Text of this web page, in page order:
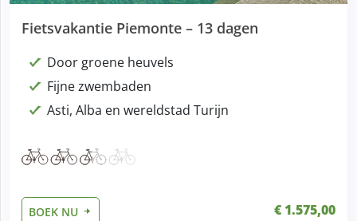
Fietsvakantie Piemonte – 13 dagen
Door groene heuvels
Fijne zwembaden
Asti, Alba en wereldstad Turijn
BOEK NU € 1.575,00